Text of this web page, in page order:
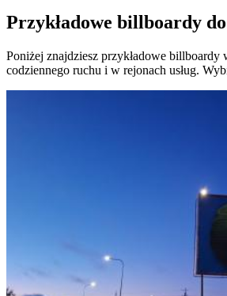
Przykładowe billboardy
Poniżej znajdziesz przykładowe
codziennego ruchu i w rejonach usług.